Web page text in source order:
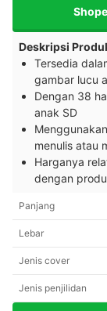
Deskripsi
Tersedia
gambar lucu
Dengan 38
anak SD
menulis atau
Harganya
dengan
Panjang
Lebar
Jenis cover
Jenis penjilidan